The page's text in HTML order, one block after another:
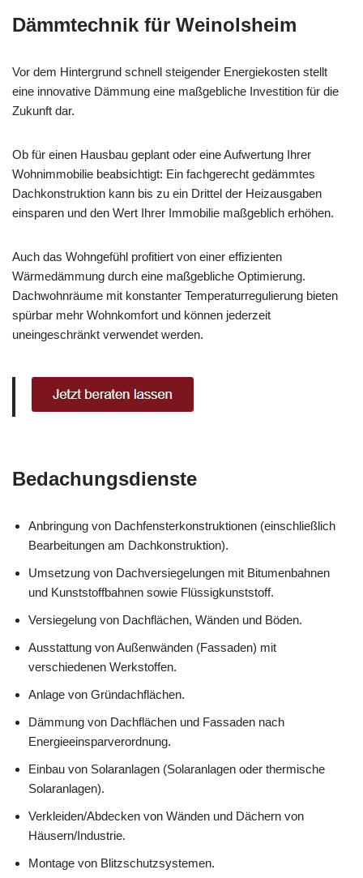
Dämmtechnik für Weinolsheim
Vor dem Hintergrund schnell steigender Energiekosten stellt
eine innovative Dämmung eine maßgebliche Investition für die
Zukunft dar.
Ob für einen Hausbau geplant oder eine Aufwertung Ihrer
Wohnimmobilie beabsichtigt: Ein fachgerecht gedämmtes
Dachkonstruktion kann bis zu ein Drittel der Heizausgaben
einsparen und den Wert Ihrer Immobilie maßgeblich erhöhen.
Auch das Wohngefühl profitiert von einer effizienten
Wärmedämmung durch eine maßgebliche Optimierung.
Dachwohnräume mit konstanter Temperaturregulierung bieten
spürbar mehr Wohnkomfort und können jederzeit
uneingeschränkt verwendet werden.
Bedachungsdienste
Anbringung von Dachfensterkonstruktionen (einschließlich
Bearbeitungen am Dachkonstruktion).
Umsetzung von Dachversiegelungen mit Bitumenbahnen
und Kunststoffbahnen sowie Flüssigkunststoff.
Versiegelung von Dachflächen, Wänden und Böden.
Ausstattung von Außenwänden (Fassaden) mit
verschiedenen Werkstoffen.
Anlage von Gründachflächen.
Dämmung von Dachflächen und Fassaden nach
Energieeinsparverordnung.
Einbau von Solaranlagen (Solaranlagen oder thermische
Solaranlagen).
Verkleiden/Abdecken von Wänden und Dächern von
Häusern/Industrie.
Montage von Blitzschutzsystemen.